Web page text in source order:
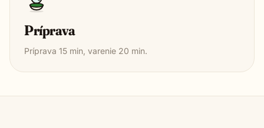
Príprava
Príprava 15 min, varenie 20 min.